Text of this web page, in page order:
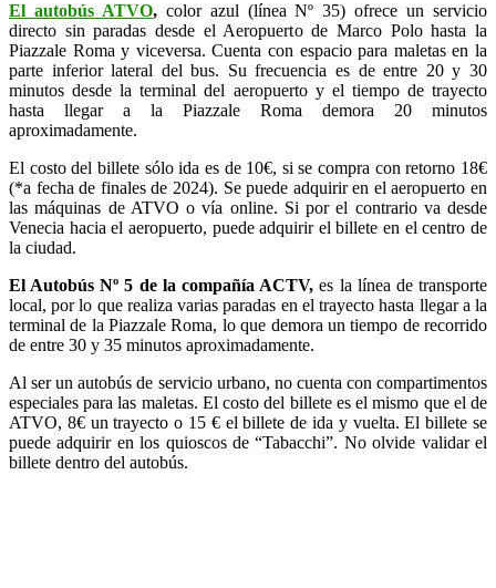
El autobús ATVO,color azul (línea Nº 35) ofrece un servicio
directo sin paradas desde el Aeropuerto de Marco Polo hasta la
Piazzale Roma y viceversa. Cuenta con espacio para maletas en la
parte inferior lateral del bus. Su frecuencia es de entre 20 y 30
minutos desde la terminal del aeropuerto y el tiempo de trayecto
hasta llegar a la Piazzale Roma demora 20 minutos
aproximadamente.
El costo del billete sólo ida es de 10€, si se compra con retorno 18€
(*a fecha de finales de 2024). Se puede adquirir en el aeropuerto en
las máquinas de ATVO o vía online. Si por el contrario va desde
Venecia hacia el aeropuerto, puede adquirir el billete en el centro de
la ciudad.
El Autobús Nº 5 de la compañía ACTV, es la línea de transporte
local, por lo que realiza varias paradas en el trayecto hasta llegar a la
terminal de la Piazzale Roma, lo que demora un tiempo de recorrido
de entre 30 y 35 minutos aproximadamente.
Al ser un autobús de servicio urbano, no cuenta con compartimentos
especiales para las maletas. El costo del billete es el mismo que el de
ATVO, 8€ un trayecto o 15 € el billete de ida y vuelta. El billete se
puede adquirir en los quioscos de “Tabacchi”. No olvide validar el
billete dentro del autobús.